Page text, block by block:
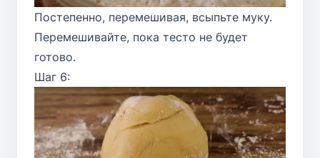
Постепенно, перемешивая, всыпьте муку.
Перемешивайте, пока тесто не будет
готово.
Шаг 6: